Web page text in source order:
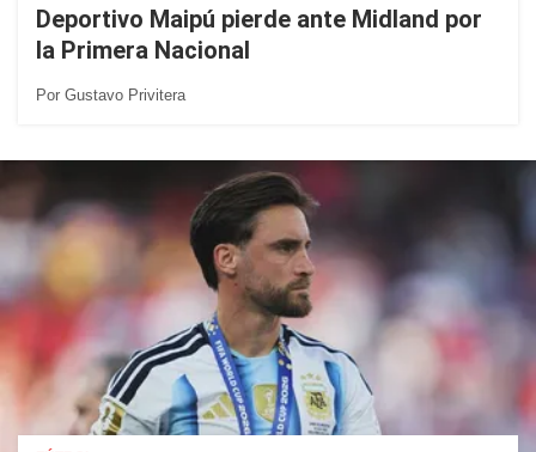
Deportivo Maipú pierde ante Midland por
la Primera Nacional
Por Gustavo Privitera